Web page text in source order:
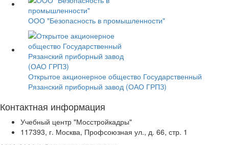
ООО "Безопасность в промышленности"
Открытое акционерное общество Государственный
Рязанский приборный завод (ОАО ГРПЗ)
Контактная информация
Учебный центр "Мосстройкадры"
117393, г. Москва, Профсоюзная ул., д. 66, стр. 1